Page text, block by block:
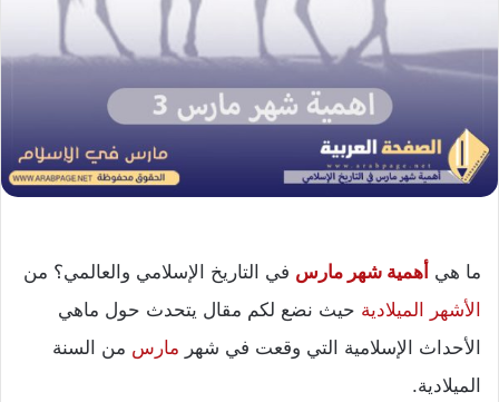
ما هي أهمية شهر مارس في التاريخ الإسلامي والعالمي؟ من
الأشهر الميلادية حيث نضع لكم مقال يتحدث حول ماهي
الأحداث الإسلامية التي وقعت في شهر مارس من السنة
الميلادية.